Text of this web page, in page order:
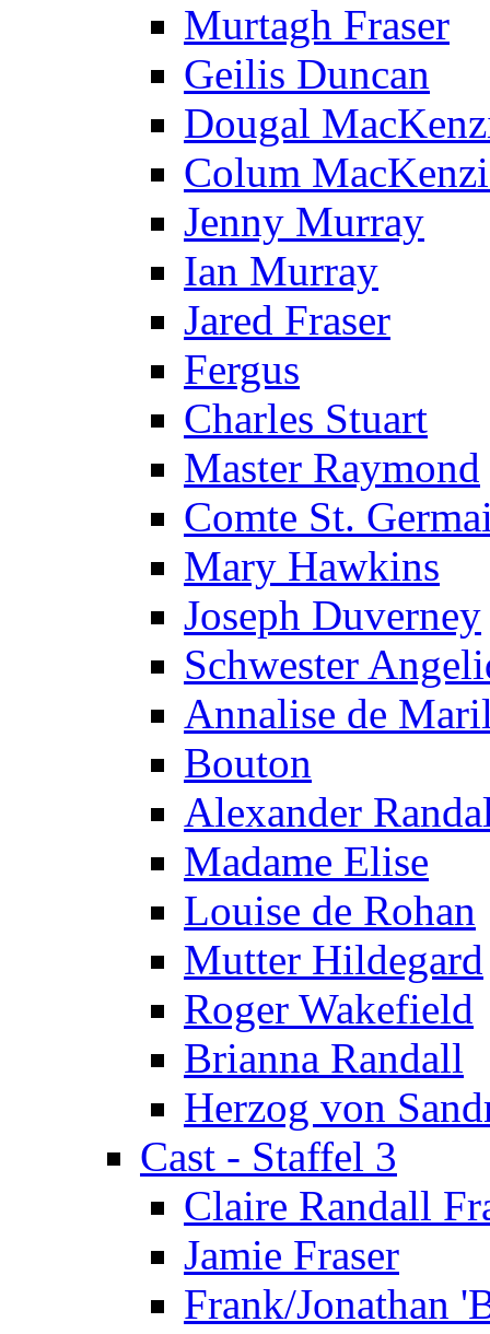
Murtagh Fraser
Geilis Duncan
Dougal
Colum
Jenny Murray
Ian Murray
Jared Fraser
Fergus
Charles Stuart
Master Raymond
Comte St.
Mary Hawkins
Joseph Duverney
Schwester
Annalise de
Bouton
Alexander
Madame Elise
Louise de Rohan
Mutter Hildegard
Roger Wakefield
Brianna Randall
Herzog von
Cast - Staffel 3
Claire Randall
Jamie Fraser
Frank/Jonathan